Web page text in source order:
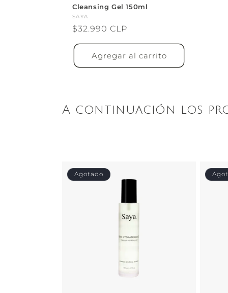
Cleansing Gel 150ml
Proveedor:
SAYA
Precio
habitual
$32.990 CLP
Agregar al carrito
A continuación los
Agotado